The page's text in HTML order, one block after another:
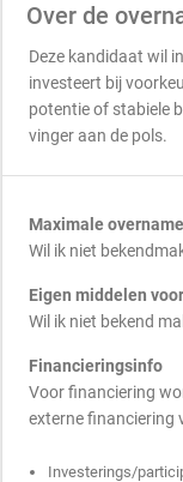
Over de
Deze kandidaat wil
investeert bij
potentie of stabiele
vinger aan de pols.
Maximale
Wil ik niet
Eigen middelen
Wil ik niet bekend
Financieringsinfo
Voor financiering
externe financiering
Investerings/